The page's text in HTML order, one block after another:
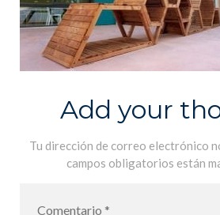
Add your
Tu dirección de correo electrónico
campos obligatorios están